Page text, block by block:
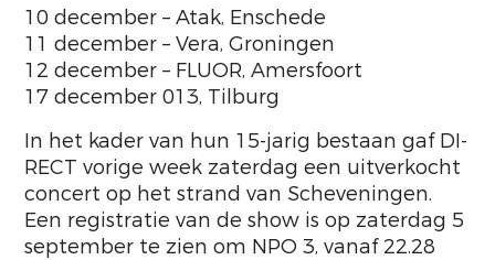
10 december – Atak, Enschede
11 december – Vera, Groningen
12 december – FLUOR, Amersfoort
17 december 013, Tilburg
In het kader van hun 15-jarig bestaan gaf DI-
RECT vorige week zaterdag een uitverkocht
concert op het strand van Scheveningen.
Een registratie van de show is op zaterdag 5
september te zien om NPO 3, vanaf 22.28